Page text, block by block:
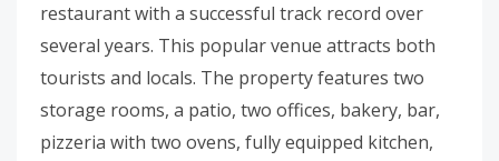
restaurant with a successful track record over
several years. This popular venue attracts both
tourists and locals. The property features two
storage rooms, a patio, two offices, bakery, bar,
pizzeria with two ovens, fully equipped kitchen,